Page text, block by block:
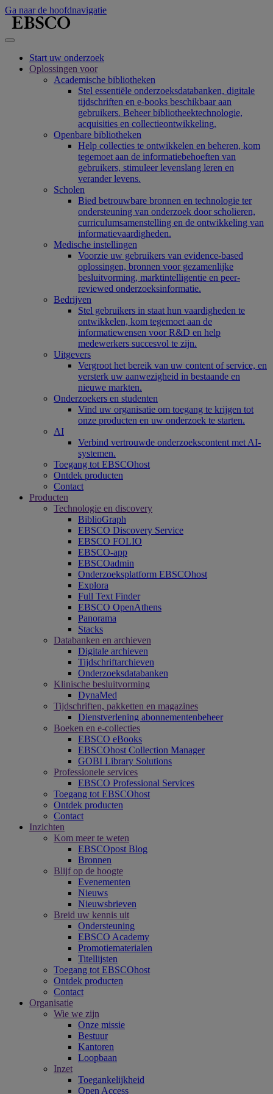
Ga naar de hoofdnavigatie
Start uw onderzoek
Oplossingen voor
Academische bibliotheken
Stel essentiële onderzoeksdatabanken, digitale
tijdschriften en e-books beschikbaar aan
gebruikers. Beheer bibliotheektechnologie,
acquisities en collectieontwikkeling.
Openbare bibliotheken
Help collecties te ontwikkelen en beheren, kom
tegemoet aan de informatiebehoeften van
gebruikers, stimuleer levenslang leren en
verander levens.
Scholen
Bied betrouwbare bronnen en technologie ter
ondersteuning van onderzoek door scholieren,
curriculumsamenstelling en de ontwikkeling van
informatievaardigheden.
Medische instellingen
Voorzie uw gebruikers van evidence-based
oplossingen, bronnen voor gezamenlijke
besluitvorming, marktintelligentie en peer-
reviewed onderzoeksinformatie.
Bedrijven
Stel gebruikers in staat hun vaardigheden te
ontwikkelen, kom tegemoet aan de
informatiewensen voor R&D en help
medewerkers succesvol te zijn.
Uitgevers
Vergroot het bereik van uw content of service, en
versterk uw aanwezigheid in bestaande en
nieuwe markten.
Onderzoekers en studenten
Vind uw organisatie om toegang te krijgen tot
onze producten en uw onderzoek te starten.
AI
Verbind vertrouwde onderzoekscontent met AI-
systemen.
Toegang tot EBSCOhost
Ontdek producten
Contact
Producten
Technologie en discovery
BiblioGraph
EBSCO Discovery Service
EBSCO FOLIO
EBSCO-app
EBSCOadmin
Onderzoeksplatform EBSCOhost
Explora
Full Text Finder
EBSCO OpenAthens
Panorama
Stacks
Databanken en archieven
Digitale archieven
Tijdschriftarchieven
Onderzoeksdatabanken
Klinische besluitvorming
DynaMed
Tijdschriften, pakketten en magazines
Dienstverlening abonnementenbeheer
Boeken en e-collecties
EBSCO eBooks
EBSCOhost Collection Manager
GOBI Library Solutions
Professionele services
EBSCO Professional Services
Toegang tot EBSCOhost
Ontdek producten
Contact
Inzichten
Kom meer te weten
EBSCOpost Blog
Bronnen
Blijf op de hoogte
Evenementen
Nieuws
Nieuwsbrieven
Breid uw kennis uit
Ondersteuning
EBSCO Academy
Promotiematerialen
Titellijsten
Toegang tot EBSCOhost
Ontdek producten
Contact
Organisatie
Wie we zijn
Onze missie
Bestuur
Kantoren
Loopbaan
Inzet
Toegankelijkheid
Open Access